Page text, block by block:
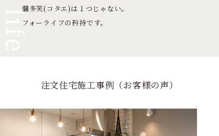
個多笑(コタエ)は１つじゃない。
フォーライフの矜持です。
注文住宅施工事例（お客様の声）